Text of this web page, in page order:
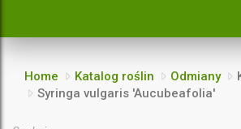
Home Katalog roślin Odmiany
Syringa vulgaris 'Aucubeafolia'